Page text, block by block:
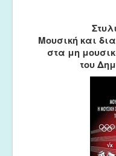
Μουσική και
στα μη
του